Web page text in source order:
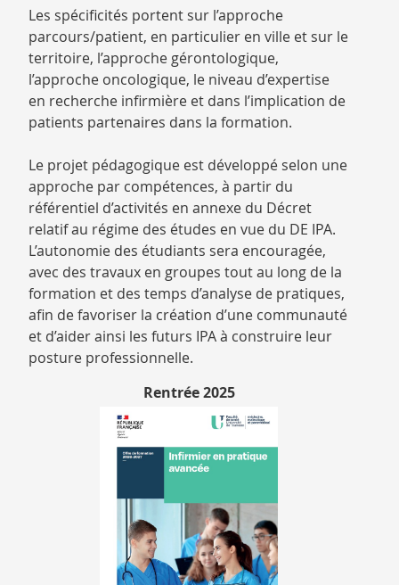
Les spécificités portent sur l’approche
parcours/patient, en particulier en ville et sur le
territoire, l’approche gérontologique,
l’approche oncologique, le niveau d’expertise
en recherche infirmière et dans l’implication de
patients partenaires dans la formation.
Le projet pédagogique est développé selon une
approche par compétences, à partir du
référentiel d’activités en annexe du Décret
relatif au régime des études en vue du DE IPA.
L’autonomie des étudiants sera encouragée,
avec des travaux en groupes tout au long de la
formation et des temps d’analyse de pratiques,
afin de favoriser la création d’une communauté
et d’aider ainsi les futurs IPA à construire leur
posture professionnelle.
Rentrée 2025